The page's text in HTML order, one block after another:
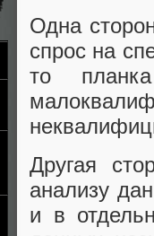
Одна
спрос на
то
Другая
анализу
и в